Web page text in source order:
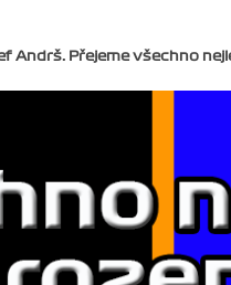
Andrš. Přejeme všechno